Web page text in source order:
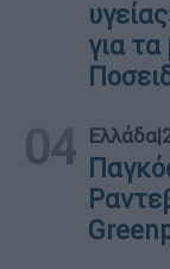
για
04 Ελλάδα|